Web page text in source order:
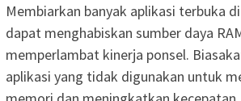
Membiarkan banyak aplikasi terbuka
dapat menghabiskan sumber daya
memperlambat kinerja ponsel.
aplikasi yang tidak digunakan untuk